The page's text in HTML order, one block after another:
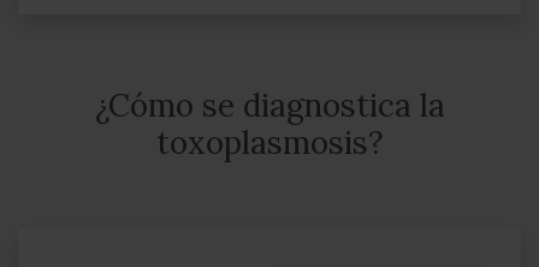
¿Cómo se diagnostica la
toxoplasmosis?